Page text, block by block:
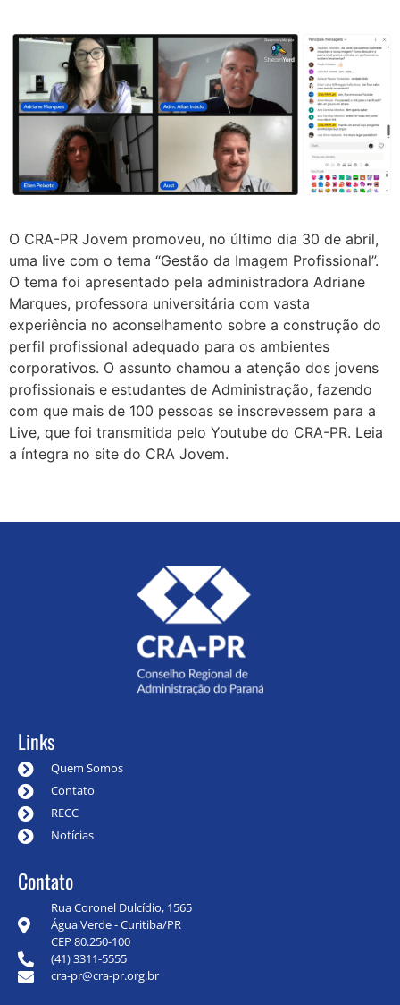
O CRA-PR Jovem promoveu, no último dia 30 de abril,
uma live com o tema “Gestão da Imagem Profissional”.
O tema foi apresentado pela administradora Adriane
Marques, professora universitária com vasta
experiência no aconselhamento sobre a construção do
perfil profissional adequado para os ambientes
corporativos. O assunto chamou a atenção dos jovens
profissionais e estudantes de Administração, fazendo
com que mais de 100 pessoas se inscrevessem para a
Live, que foi transmitida pelo Youtube do CRA-PR. Leia
a íntegra no site do CRA Jovem.
Links
Quem Somos
Contato
RECC
Notícias
Contato
Rua Coronel Dulcídio, 1565
Água Verde - Curitiba/PR
CEP 80.250-100
(41) 3311-5555
cra-pr@cra-pr.org.br